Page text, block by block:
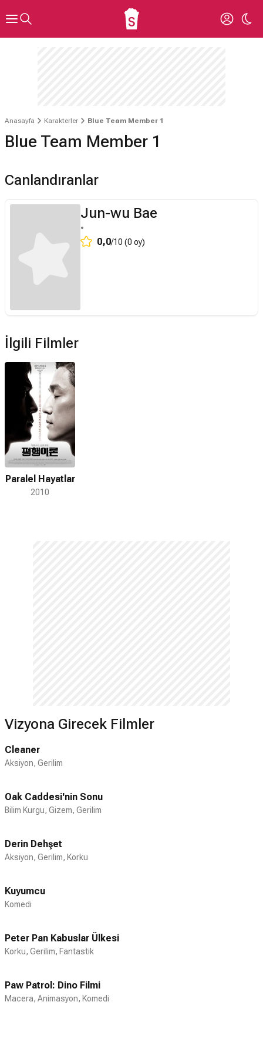
Anasayfa Karakterler Blue Team Member 1
Blue Team Member 1
Canlandıranlar
Jun-wu Bae
•
0,0/10 (0 oy)
İlgili Filmler
Paralel Hayatlar
2010
Vizyona Girecek Filmler
Cleaner
Aksiyon, Gerilim
Oak Caddesi'nin Sonu
Bilim Kurgu, Gizem, Gerilim
Derin Dehşet
Aksiyon, Gerilim, Korku
Kuyumcu
Komedi
Peter Pan Kabuslar Ülkesi
Korku, Gerilim, Fantastik
Paw Patrol: Dino Filmi
Macera, Animasyon, Komedi